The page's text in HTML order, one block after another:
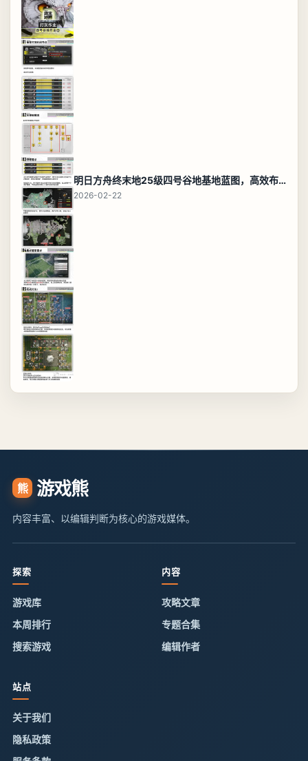
明日方舟终末地25级四号谷地基地蓝图，高效布局规划
2026-02-22
熊 游戏熊
内容丰富、以编辑判断为核心的游戏媒体。
探索
游戏库
本周排行
搜索游戏
内容
攻略文章
专题合集
编辑作者
站点
关于我们
隐私政策